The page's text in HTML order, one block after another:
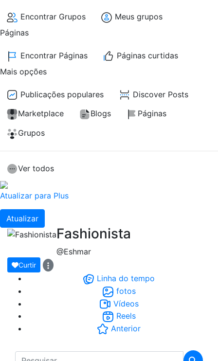
Encontrar Grupos
Meus grupos
Páginas
Encontrar Páginas
Páginas curtidas
Mais opções
Publicações populares
Discover Posts
Marketplace
Blogs
Páginas
Grupos
Ver todos
Atualizar para Plus
Atualizar
Fashionista
@Eshmar
Curtir
Linha do tempo
fotos
Vídeos
Reels
Anterior